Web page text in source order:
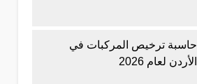
حاسبة ترخيص المركبات في
الأردن لعام 2026